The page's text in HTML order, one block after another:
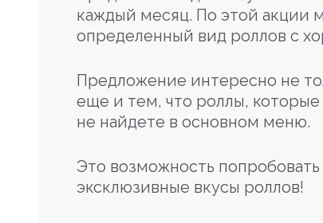
каждый месяц. По этой акции
определенный вид роллов с
Предложение интересно не
еще и тем, что роллы, которые
не найдете в основном меню.
Это возможность
эксклюзивные вкусы роллов!